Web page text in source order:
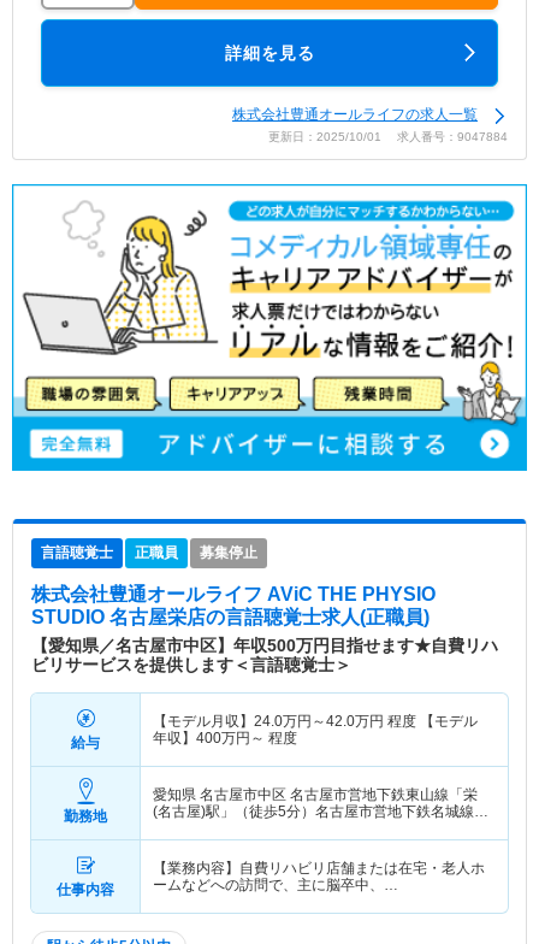
詳細を見る
株式会社豊通オールライフの求人一覧
更新日：2025/10/01 求人番号：9047884
言語聴覚士 正職員 募集停止
株式会社豊通オールライフ AViC THE PHYSIO
STUDIO 名古屋栄店の言語聴覚士求人(正職員)
【愛知県／名古屋市中区】年収500万円目指せます★自費リハ
ビリサービスを提供します＜言語聴覚士＞
給与
【モデル月収】 24.0万円～42.0万円 程度 【モデル
年収】 400万円～ 程度
勤務地
愛知県 名古屋市中区 名古屋市営地下鉄東山線「栄
(名古屋)駅」（徒歩5分）名古屋市営地下鉄名城線
仕事内容
【業務内容】自費リハビリ店舗または在宅・老人ホ
ームなどへの訪問で、主に脳卒中、…